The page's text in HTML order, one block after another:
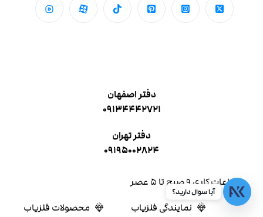
دفتر اصفهان
۰۹۱۳۴۴۴۲۷۲۱
دفتر تهران
۰۹۱۹۵۰۰۲۸۲۴
ساعات کاری ۹ صبح تا ۵ عصر
نمایندگی فلزیاب
محصولات فلزیاب
آیا سوال دارید؟